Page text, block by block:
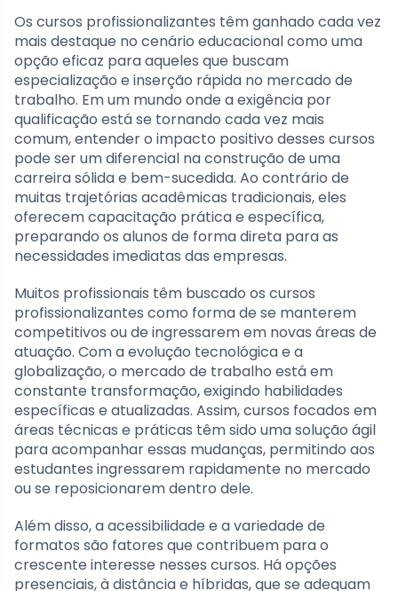
Os cursos profissionalizantes têm ganhado cada vez
mais destaque no cenário educacional como uma
opção eficaz para aqueles que buscam
especialização e inserção rápida no mercado de
trabalho. Em um mundo onde a exigência por
qualificação está se tornando cada vez mais
comum, entender o impacto positivo desses cursos
pode ser um diferencial na construção de uma
carreira sólida e bem-sucedida. Ao contrário de
muitas trajetórias acadêmicas tradicionais, eles
oferecem capacitação prática e específica,
preparando os alunos de forma direta para as
necessidades imediatas das empresas.
Muitos profissionais têm buscado os cursos
profissionalizantes como forma de se manterem
competitivos ou de ingressarem em novas áreas de
atuação. Com a evolução tecnológica e a
globalização, o mercado de trabalho está em
constante transformação, exigindo habilidades
específicas e atualizadas. Assim, cursos focados em
áreas técnicas e práticas têm sido uma solução ágil
para acompanhar essas mudanças, permitindo aos
estudantes ingressarem rapidamente no mercado
ou se reposicionarem dentro dele.
Além disso, a acessibilidade e a variedade de
formatos são fatores que contribuem para o
crescente interesse nesses cursos. Há opções
presenciais, à distância e híbridas, que se adequam